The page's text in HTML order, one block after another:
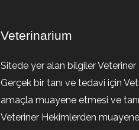
Veterinarium
Sitede yer alan bilgiler Veteriner
Gerçek bir tanı ve tedavi için
amaçla muayene etmesi ve
Veteriner Hekimlerden